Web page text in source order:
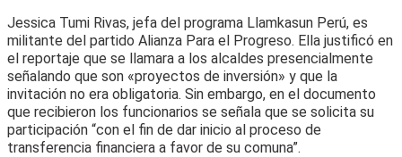
Jessica Tumi Rivas, jefa del programa Llamkasun Perú, es
militante del partido Alianza Para el Progreso. Ella justificó en
el reportaje que se llamara a los alcaldes presencialmente
señalando que son «proyectos de inversión» y que la
invitación no era obligatoria. Sin embargo, en el documento
que recibieron los funcionarios se señala que se solicita su
participación “con el fin de dar inicio al proceso de
transferencia financiera a favor de su comuna”.